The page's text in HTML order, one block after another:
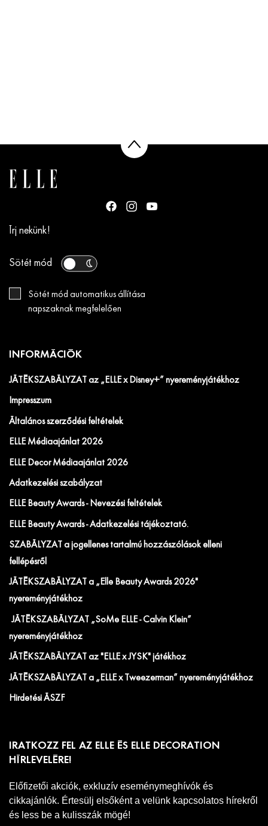
Írj nekünk!
Sötét mód
Sötét mód automatikus állítása
napszaknak megfelelően
INFORMÁCIÓK
JÁTÉKSZABÁLYZAT az „ELLE x Disney+” nyereményjátékhoz
Impresszum
Általános szerződési feltételek
ELLE Médiaajánlat 2026
ELLE Decor Médiaajánlat 2026
Adatkezelési szabályzat
ELLE Beauty Awards - Nevezési feltételek
ELLE Beauty Awards - Adatkezelési tájékoztató.
SZABÁLYZAT a jogellenes tartalmú hozzászólások elleni
fellépésről
JÁTÉKSZABÁLYZAT a „Elle Beauty Awards 2026"
nyereményjátékhoz
JÁTÉKSZABÁLYZAT „SoMe ELLE - Calvin Klein”
nyereményjátékhoz
JÁTÉKSZABÁLYZAT az "ELLE x JYSK" játékhoz
JÁTÉKSZABÁLYZAT a „ELLE x Tweezerman” nyereményjátékhoz
Hirdetési ÁSZF
IRATKOZZ FEL AZ ELLE ÉS ELLE DECORATION
HÍRLEVELÉRE!
Előfizetői akciók, exkluzív eseménymeghívók és
cikkajánlók. Értesülj elsőként a velünk kapcsolatos hírekről
és less be a kulisszák mögé!